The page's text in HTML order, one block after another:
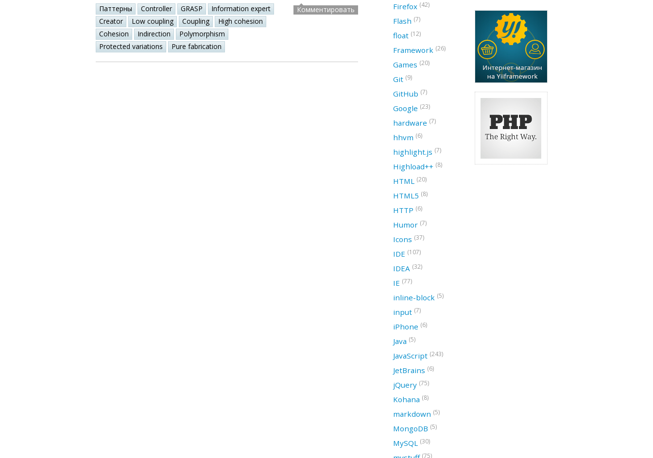
Паттерны Controller GRASP
Information expert
Creator
Low coupling Coupling
High cohesion
Cohesion
Indirection
Polymorphism
Protected variations
Pure fabrication
Комментировать Firefox (42)
Flash (7)
float (12)
Framework (26)
Games (20)
Git (9)
GitHub (7)
Google (23)
hardware (7)
hhvm (6)
highlight.js (7)
Highload++ (8)
HTML (20)
HTML5 (8)
HTTP (6)
Humor (7)
Icons (37)
IDE (107)
IDEA (32)
IE (77)
inline-block (5)
input (7)
iPhone (6)
Java (5)
JavaScript (243)
JetBrains (6)
jQuery (75)
Kohana (8)
markdown (5)
MongoDB (5)
MySQL (30)
(75)